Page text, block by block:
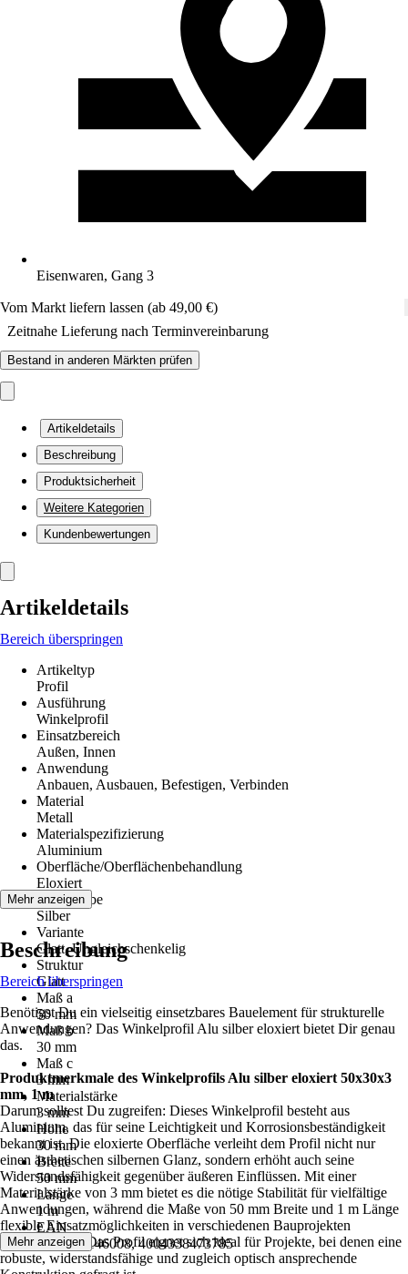
Eisenwaren, Gang 3
Vom Markt liefern lassen (ab 49,00 €)
Zeitnahe Lieferung nach Terminvereinbarung
Bestand in anderen Märkten prüfen
Artikeldetails
Beschreibung
Produktsicherheit
Weitere Kategorien
Kundenbewertungen
Artikeldetails
Bereich überspringen
Artikeltyp
Profil
Ausführung
Winkelprofil
Einsatzbereich
Außen, Innen
Anwendung
Anbauen, Ausbauen, Befestigen, Verbinden
Material
Metall
Materialspezifizierung
Aluminium
Oberfläche/Oberflächenbehandlung
Eloxiert
Grundfarbe
Silber
Variante
Glatt, Ungleichschenkelig
Struktur
Glatt
Maß a
50 mm
Maß b
30 mm
Maß c
3 mm
Materialstärke
3 mm
Höhe
30 mm
Breite
50 mm
Länge
1 m
EAN
2004249146008, 4004338473785
Mehr anzeigen
Beschreibung
Bereich überspringen
Benötigst Du ein vielseitig einsetzbares Bauelement für strukturelle
Anwendungen? Das Winkelprofil Alu silber eloxiert bietet Dir genau
das.
Produktmerkmale des Winkelprofils Alu silber eloxiert 50x30x3
mm, 1 m
Darum solltest Du zugreifen: Dieses Winkelprofil besteht aus
Aluminium, das für seine Leichtigkeit und Korrosionsbeständigkeit
bekannt ist. Die eloxierte Oberfläche verleiht dem Profil nicht nur
einen ästhetischen silbernen Glanz, sondern erhöht auch seine
Widerstandsfähigkeit gegenüber äußeren Einflüssen. Mit einer
Materialstärke von 3 mm bietet es die nötige Stabilität für vielfältige
Anwendungen, während die Maße von 50 mm Breite und 1 m Länge
flexible Einsatzmöglichkeiten in verschiedenen Bauprojekten
gewährleisten. Das Profil eignet sich ideal für Projekte, bei denen eine
robuste, widerstandsfähige und zugleich optisch ansprechende
Mehr anzeigen